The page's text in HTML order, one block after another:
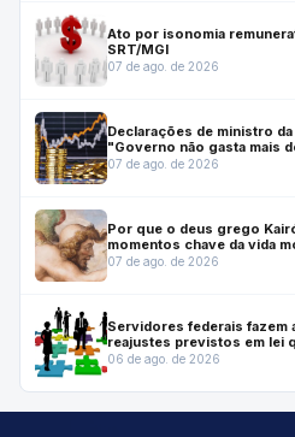
Ato por isonomia
SRT/MGI
07 de ago. de 2026
Declarações de ministro
"Governo não gasta mais
07 de ago. de 2026
Por que o deus grego
momentos chave da vida
07 de ago. de 2026
Servidores federais fazem
reajustes previstos em lei
06 de ago. de 2026